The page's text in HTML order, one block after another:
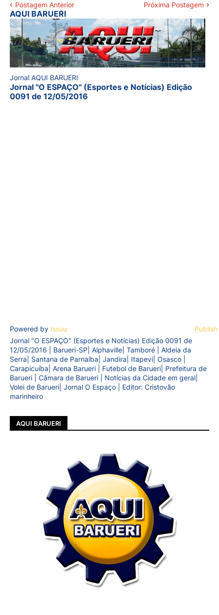
Postagem Anterior Próxima Postagem
AQUI BARUERI
Jornal AQUI BARUERI
Jornal "O ESPAÇO" (Esportes e Notícias) Edição
0091 de 12/05/2016
Powered by Issuu
Jornal "O ESPAÇO" (Esportes e Notícias) Edição 0091 de
12/05/2016 | Barueri-SP| Alphaville| Tamboré | Aldeia da
Serra| Santana de Parnaíba| Jandira| Itapevi| Osasco |
Carapicuíba| Arena Barueri | Futebol de Barueri| Prefeitura de
Barueri | Câmara de Barueri | Notícias da Cidade em geral|
Volei de Barueri| Jornal O Espaço | Editor: Cristovão
marinheiro
AQUI BARUERI